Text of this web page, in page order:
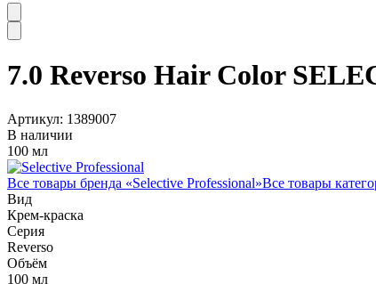
7.0 Reverso Hair Color
Артикул: 1389007
В наличии
100 мл
Все товары бренда «Selective Professional»Все товары
Вид
Крем-краска
Серия
Reverso
Объём
100 мл